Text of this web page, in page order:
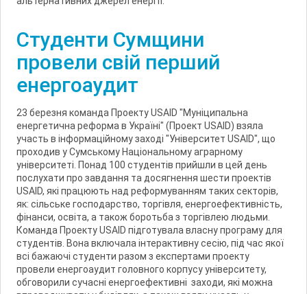
Студенти Сумщини
провели свій перший
енергоаудит
23 березня команда Проекту USAID "Муніципальна
енергетична реформа в Україні" (Проект USAID) взяла
участь в інформаційному заході "Університет USAID", що
проходив у Сумському Національному аграрному
університеті. Понад 100 студентів прийшли в цей день
послухати про завдання та досягнення шести проектів
USAID, які працюють над реформуванням таких секторів,
як: сільське господарство, торгівля, енергоефективність,
фінанси, освіта, а також боротьба з торгівлею людьми.
Команда Проекту USAID підготувала власну програму для
студентів. Вона включала інтерактивну сесію, під час якої
всі бажаючі студенти разом з експертами проекту
провели енергоаудит головного корпусу університету,
обговорили сучасні енергоефективні заходи, які можна